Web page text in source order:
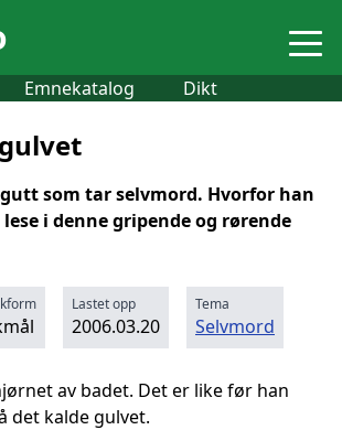
Emnekatalog Dikt
som tar selvmord. Hvorfor han
i denne gripende og rørende
Lastet opp
2006.03.20
Tema
Selvmord
av badet. Det er like før han
det kalde gulvet.